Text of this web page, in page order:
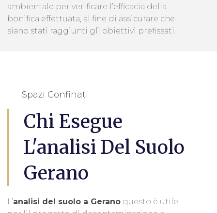
ambientale per verificare l’efficacia della
bonifica effettuata, al fine di assicurare che
siano stati raggiunti gli obiettivi prefissati.
Spazi Confinati
Chi Esegue
L'analisi Del Suolo
Gerano
L’analisi del suolo a Gerano questo è utile